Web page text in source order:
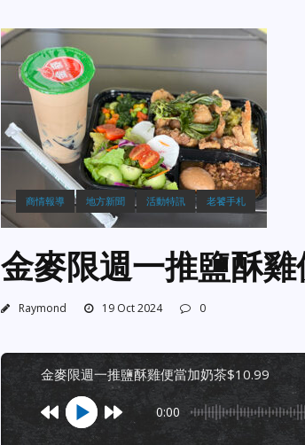
商情報導 地方新聞 活動特訊 老饕手札
金麥限週一推鹽酥
Raymond 19 Oct 2024 0
金麥限週一推鹽酥雞便當加奶茶$10.99
0:00